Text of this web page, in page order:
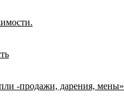
-продажи, дарения, мены»